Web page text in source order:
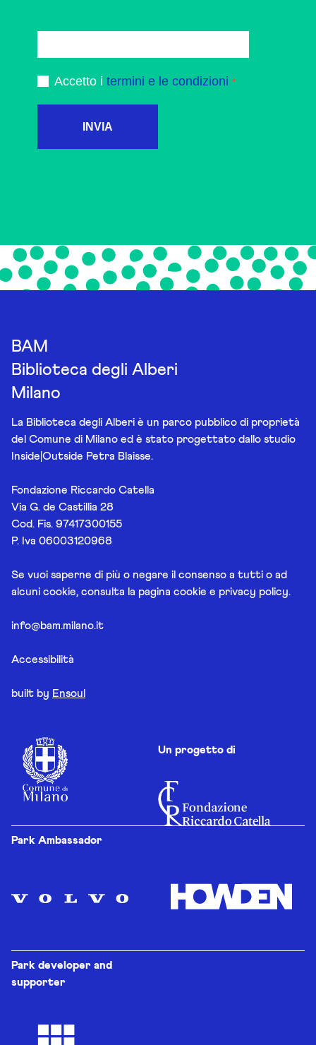
Accetto i termini e le condizioni
INVIA
BAM
Biblioteca degli Alberi
Milano
La Biblioteca degli Alberi è un parco pubblico di proprietà
del Comune di Milano ed è stato progettato dallo studio
Inside|Outside Petra Blaisse.
Fondazione Riccardo Catella
Via G. de Castillia 28
Cod. Fis. 97417300155
P. Iva 06003120968
Se vuoi saperne di più o negare il consenso a tutti o ad
alcuni cookie, consulta la pagina cookie e privacy policy.
info@bam.milano.it
Accessibilità
built by Ensoul
Un progetto di
Park Ambassador
Park developer and
supporter